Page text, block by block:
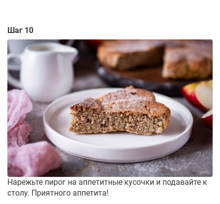
Шаг 10
Нарежьте пирог на аппетитные кусочки и подавайте к
столу. Приятного аппетита!